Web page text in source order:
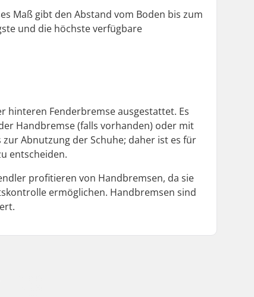
Maß gibt den Abstand vom Boden bis zum
und die höchste verfügbare
hinteren Fenderbremse ausgestattet. Es
Handbremse (falls vorhanden) oder mit
Abnutzung der Schuhe; daher ist es für
entscheiden.
profitieren von Handbremsen, da sie
ermöglichen. Handbremsen sind